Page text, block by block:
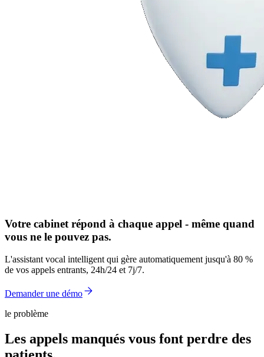
Votre cabinet répond à chaque appel - même quand
vous ne le pouvez pas.
L'assistant vocal intelligent qui gère automatiquement jusqu'à 80 %
de vos appels entrants, 24h/24 et 7j/7.
Demander une démo
le problème
Les appels manqués vous font perdre des